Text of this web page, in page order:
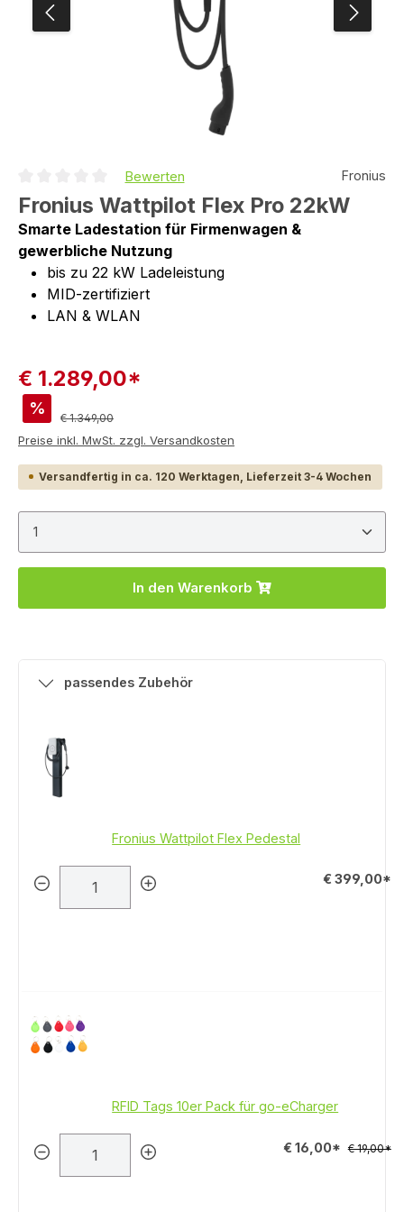
Durchschnittliche Bewertung von 0 von 5 Sternen
Bewerten Fronius
Fronius Wattpilot Flex Pro 22kW
Smarte Ladestation für Firmenwagen &
gewerbliche Nutzung
bis zu 22 kW Ladeleistung
MID-zertifiziert
LAN & WLAN
€ 1.289,00*
% Regulärer Preis:
€ 1.349,00
Preise inkl. MwSt. zzgl. Versandkosten
Versandfertig in ca. 120 Werktagen, Lieferzeit 3-4 Wochen
Produkt Anzahl: Gib den gewünschten Wert ein
In den Warenkorb
passendes Zubehör
Fronius Wattpilot Flex Pedestal
€ 399,00*
RFID Tags 10er Pack für go-eCharger
€ 16,00* € 19,00*